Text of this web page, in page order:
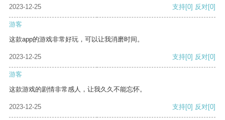
2023-12-25 支持[0] 反对[0]
游客
这款app的游戏非常好玩，可以让我消磨时间。
2023-12-25 支持[0] 反对[0]
游客
这款游戏的剧情非常感人，让我久久不能忘怀。
2023-12-25 支持[0] 反对[0]